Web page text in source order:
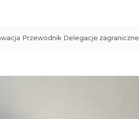
Przewodnik Delegacje zagraniczne